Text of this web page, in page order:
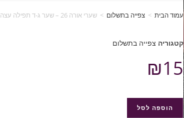
עמוד הבית > צפייה בתשלום > שערי אורה 26 – שער ג-ד תפילה עצה
קטגוריה צפייה בתשלום
₪15
הוספה לסל